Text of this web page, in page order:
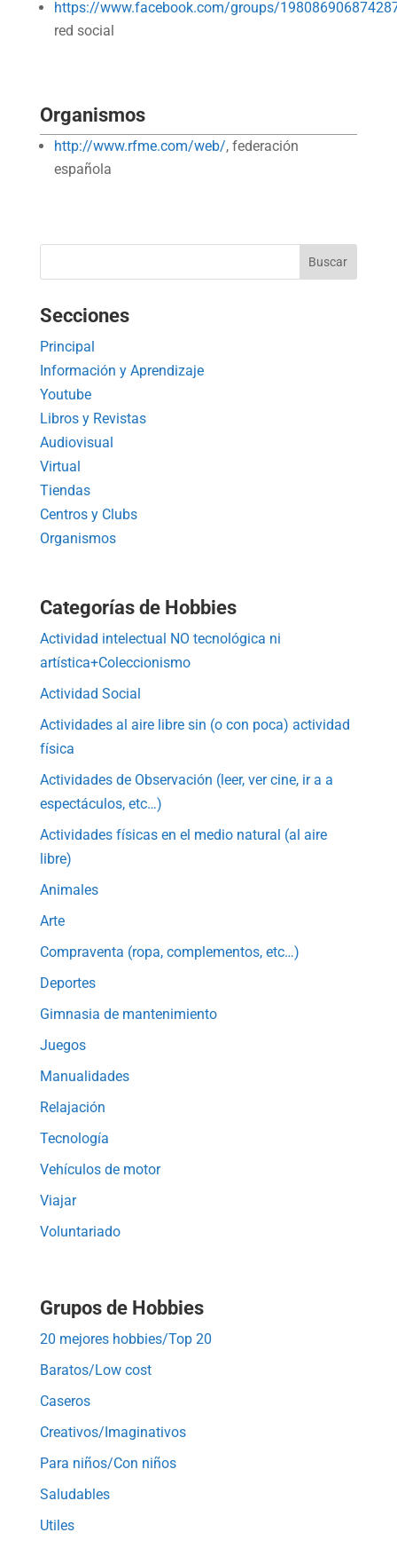
https://www.facebook.com/groups/
red social
Organismos
http://www.rfme.com/web/, federación
española
Secciones
Principal
Información y Aprendizaje
Youtube
Libros y Revistas
Audiovisual
Virtual
Tiendas
Centros y Clubs
Organismos
Categorías de Hobbies
Actividad intelectual NO tecnológica ni
artística+Coleccionismo
Actividad Social
Actividades al aire libre sin (o con poca) actividad
física
Actividades de Observación (leer, ver cine, ir a a
espectáculos, etc…)
Actividades físicas en el medio natural (al aire
libre)
Animales
Arte
Compraventa (ropa, complementos, etc…)
Deportes
Gimnasia de mantenimiento
Juegos
Manualidades
Relajación
Tecnología
Vehículos de motor
Viajar
Voluntariado
Grupos de Hobbies
20 mejores hobbies/Top 20
Baratos/Low cost
Caseros
Creativos/Imaginativos
Para niños/Con niños
Saludables
Utiles